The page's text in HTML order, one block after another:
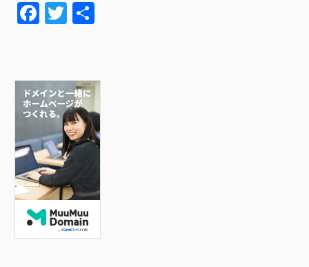
F
e
b
o
o
k
T
er